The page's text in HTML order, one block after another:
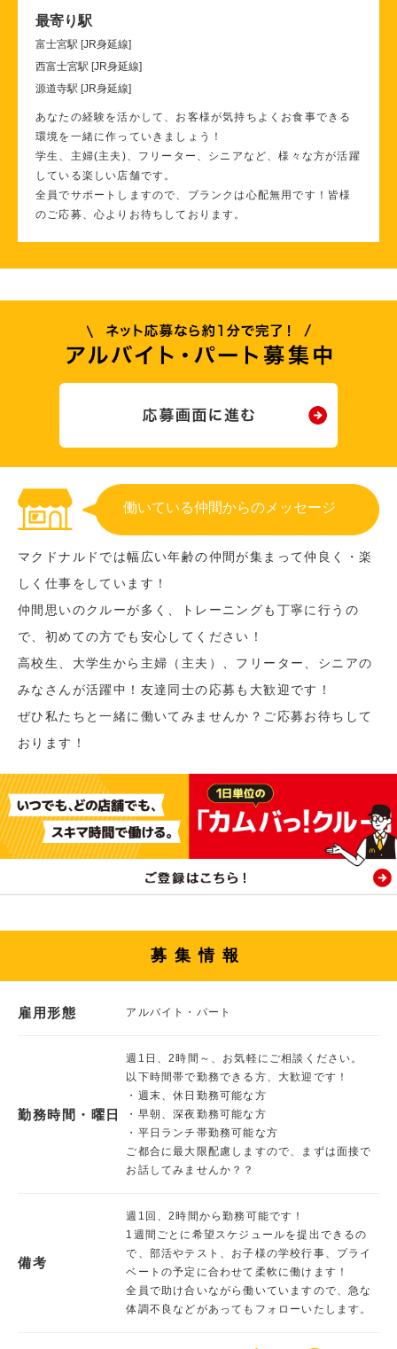
最寄り駅
富士宮駅 [JR身延線]
西富士宮駅 [JR身延線]
源道寺駅 [JR身延線]
あなたの経験を活かして、お客様が気持ちよくお食事できる
環境を一緒に作っていきましょう！
学生、主婦(主夫)、フリーター、シニアなど、様々な方が活躍
している楽しい店舗です。
全員でサポートしますので、ブランクは心配無用です！皆様
のご応募、心よりお待ちしております。
働いている仲間からのメッセージ
マクドナルドでは幅広い年齢の仲間が集まって仲良く・楽
しく仕事をしています！
仲間思いのクルーが多く、トレーニングも丁寧に行うの
で、初めての方でも安心してください！
高校生、大学生から主婦（主夫）、フリーター、シニアの
みなさんが活躍中！友達同士の応募も大歓迎です！
ぜひ私たちと一緒に働いてみませんか？ご応募お待ちして
おります！
募集情報
雇用形態 アルバイト・パート
勤務時間・曜日
週1日、2時間～、お気軽にご相談ください。
以下時間帯で勤務できる方、大歓迎です！
・週末、休日勤務可能な方
・早朝、深夜勤務可能な方
・平日ランチ帯勤務可能な方
ご都合に最大限配慮しますので、まずは面接で
お話してみませんか？？
備考
週1回、2時間から勤務可能です！
1週間ごとに希望スケジュールを提出できるの
で、部活やテスト、お子様の学校行事、プライ
ベートの予定に合わせて柔軟に働けます！
全員で助け合いながら働いていますので、急な
体調不良などがあってもフォローいたします。